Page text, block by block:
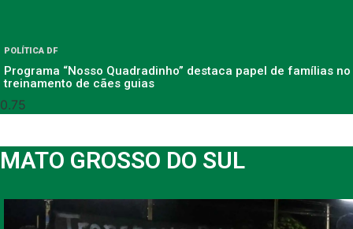
POLÍTICA DF
Programa “Nosso Quadradinho” destaca papel de famílias no
treinamento de cães guias
MATO GROSSO DO SUL